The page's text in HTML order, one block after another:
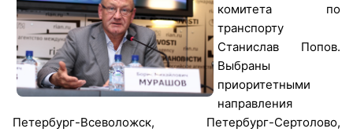
комитета по
транспорту
Станислав Попов.
Выбраны
приоритетными
направления
Петербург-Всеволожск, Петербург-Сертолово,